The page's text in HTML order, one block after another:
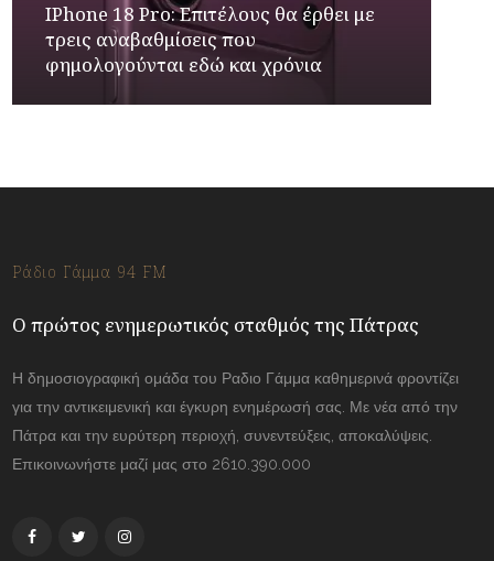
IPhone 18 Pro: Επιτέλους θα έρθει με
τρεις αναβαθμίσεις που
φημολογούνται εδώ και χρόνια
Ράδιο Γάμμα 94 FM
Ο πρώτος ενημερωτικός σταθμός της Πάτρας
Η δημοσιογραφική ομάδα του Ραδιο Γάμμα καθημερινά φροντίζει
για την αντικειμενική και έγκυρη ενημέρωσή σας. Με νέα από την
Πάτρα και την ευρύτερη περιοχή, συνεντεύξεις, αποκαλύψεις.
Επικοινωνήστε μαζί μας στο 2610.390.000